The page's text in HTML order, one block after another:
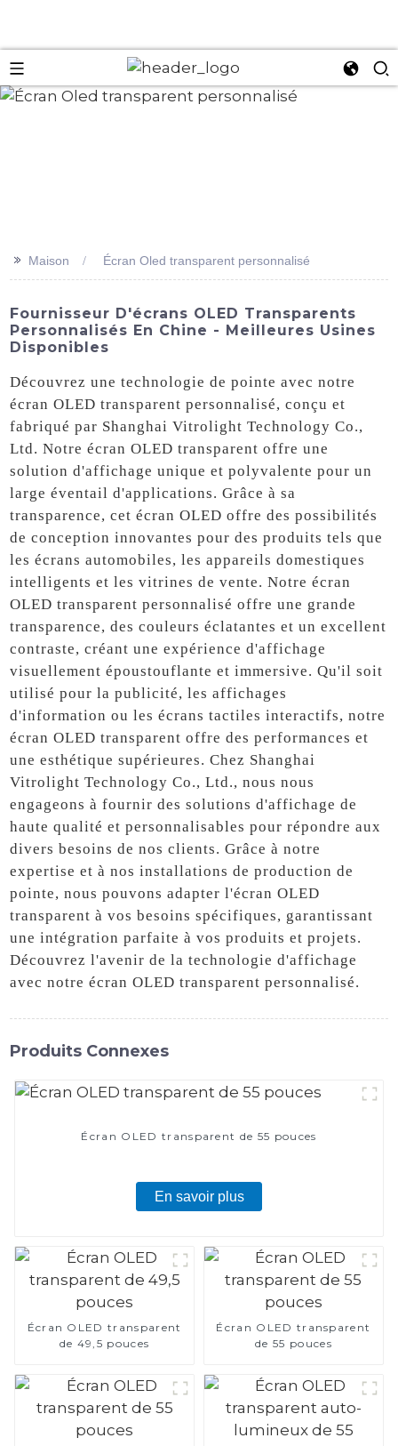
>> Maison Écran Oled transparent personnalisé
Fournisseur D'écrans OLED Transparents
Personnalisés En Chine - Meilleures Usines
Disponibles
Découvrez une technologie de pointe avec notre
écran OLED transparent personnalisé, conçu et
fabriqué par Shanghai Vitrolight Technology Co.,
Ltd. Notre écran OLED transparent offre une
solution d'affichage unique et polyvalente pour un
large éventail d'applications. Grâce à sa
transparence, cet écran OLED offre des possibilités
de conception innovantes pour des produits tels que
les écrans automobiles, les appareils domestiques
intelligents et les vitrines de vente. Notre écran
OLED transparent personnalisé offre une grande
transparence, des couleurs éclatantes et un excellent
contraste, créant une expérience d'affichage
visuellement époustouflante et immersive. Qu'il soit
utilisé pour la publicité, les affichages
d'information ou les écrans tactiles interactifs, notre
écran OLED transparent offre des performances et
une esthétique supérieures. Chez Shanghai
Vitrolight Technology Co., Ltd., nous nous
engageons à fournir des solutions d'affichage de
haute qualité et personnalisables pour répondre aux
divers besoins de nos clients. Grâce à notre
expertise et à nos installations de production de
pointe, nous pouvons adapter l'écran OLED
transparent à vos besoins spécifiques, garantissant
une intégration parfaite à vos produits et projets.
Découvrez l'avenir de la technologie d'affichage
avec notre écran OLED transparent personnalisé.
Produits Connexes
Écran OLED transparent de 55 pouces
En savoir plus
Écran OLED transparent
de 49,5 pouces
Écran OLED transparent
de 55 pouces